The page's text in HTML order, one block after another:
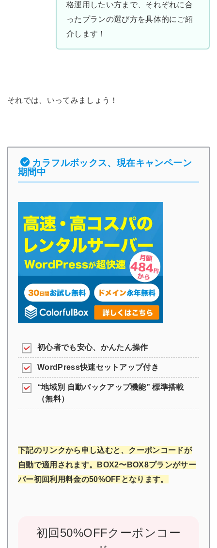
格運用したい方まで、それぞれに合
ったプランの選び方を具体的にご紹
介します！
それでは、いってみましょう！
カラフルボックス、現在キャンペーン
期間中
初心者でも安心、かんたん操作
WordPress快速セットアップ付き
“地域別 自動バックアップ機能” 標準搭載
（無料）
下記のリンクから申し込むと、クーポンコードが
自動で適用されます。BOX2〜BOX8プランがサー
バー初回利用料金の50%OFFとなります。
初回50%OFFクーポンコー